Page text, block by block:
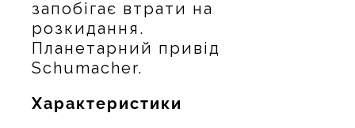
запобігає втрати на
розкидання.
Планетарний привід
Schumacher.
Характеристики